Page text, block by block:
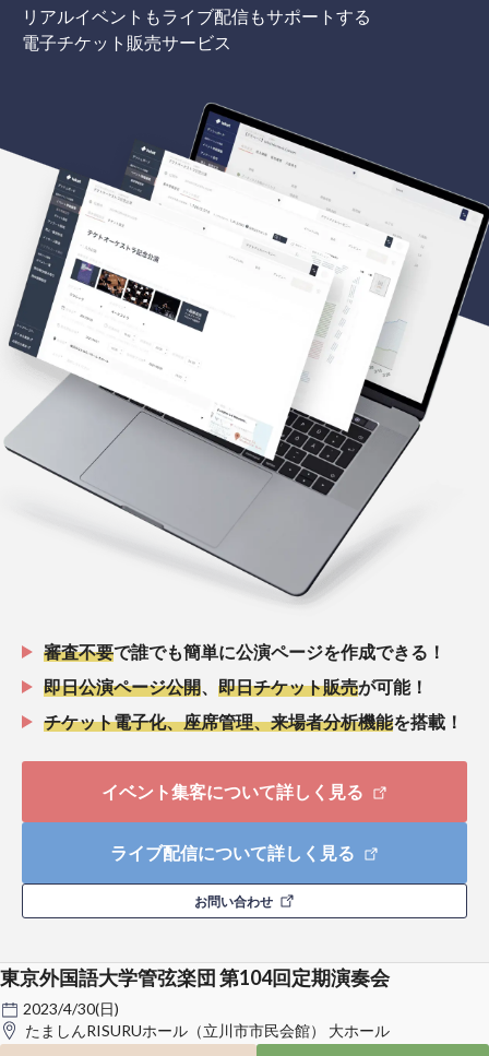
リアルイベントもライブ配信もサポートする
電子チケット販売サービス
審査不要で誰でも簡単に公演ページを作成できる！
即日公演ページ公開
即日チケット販売が可能！
チケット電子化、座席管理、来場者分析機能を搭載！
イベント集客について詳しく見る
ライブ配信について詳しく見る
お問い合わせ
東京外国語大学管弦楽団 第104回定期演奏会
2023/4/30(日)
たましんRISURUホール（立川市市民会館） 大ホール